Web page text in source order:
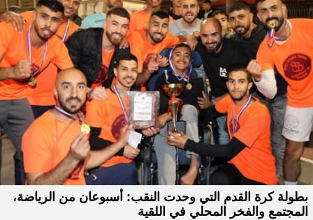
بطولة كرة القدم التي وحدت النقب: أسبوعان من الرياضة،
المجتمع والفخر المحلي في اللقية